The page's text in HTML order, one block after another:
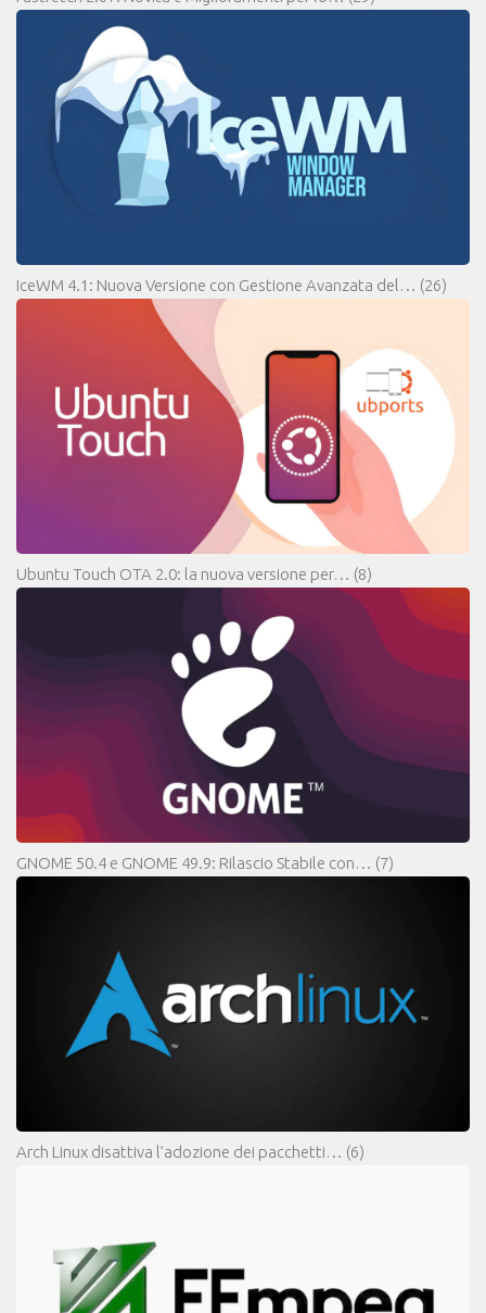
IceWM 4.1: Nuova Versione con Gestione Avanzata del… (26)
Ubuntu Touch OTA 2.0: la nuova versione per… (8)
GNOME 50.4 e GNOME 49.9: Rilascio Stabile con… (7)
Arch Linux disattiva l’adozione dei pacchetti… (6)